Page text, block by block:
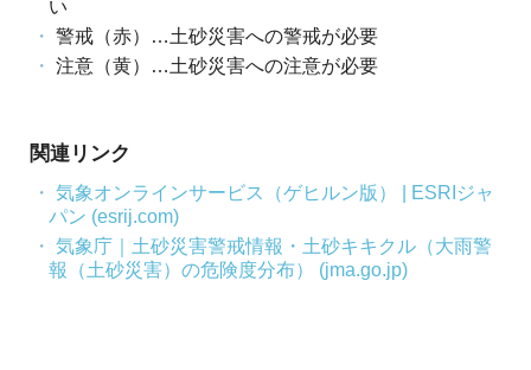
ス
テ
ジ
い
警戒（赤）…土砂災害への警戒が必要
注意（黄）…土砂災害への注意が必要
関連リンク
気象オンラインサービス（ゲヒルン版） | ESRIジャ
パン (esrij.com)
気象庁｜土砂災害警戒情報・土砂キキクル（大雨警
報（土砂災害）の危険度分布） (jma.go.jp)